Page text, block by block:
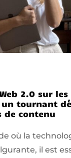
2.0 sur
un tournant
de contenu
où la
il est